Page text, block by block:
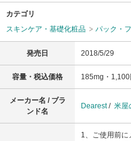
カテゴリ
スキンケア・基礎化粧品
パック・
発売日 2018/5/29
容量・税込価格 185mg・1,100
メーカー名 / ブラ
ンド名
Dearest/ 米屋
1、ご使用前に